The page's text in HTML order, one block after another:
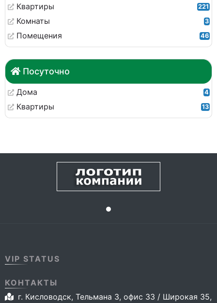
Квартиры 221
Комнаты 3
Помещения 46
Посуточно
Дома 4
Квартиры 13
VIP STATUS
КОНТАКТЫ
г. Кисловодск, Тельмана 3, офис 33 / Широкая 35,